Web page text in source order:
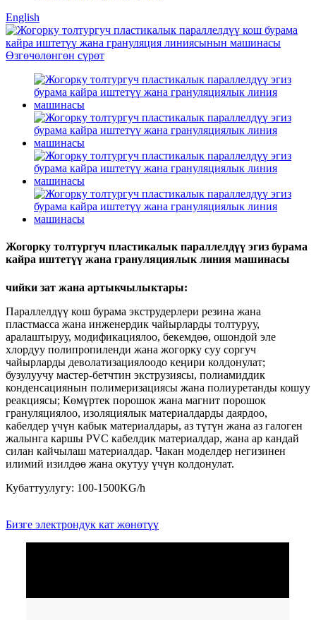
English
Жогорку толтургуч пластикалык параллелдүү эгиз бурама
кайра иштетүү жана грануляциялык линия машинасы
чийки зат жана артыкчылыктары:
Параллелдүү кош бурама экструдерлери резина жана
пластмасса жана инженердик чайырларды толтуруу,
аралаштыруу, модификациялоо, бекемдөө, ошондой эле
хлордуу полипропиленди жана жогорку суу соргуч
чайырларды деволатизациялоодо кеңири колдонулат;
бузулуучу мастер-бетчтин экструзиясы, полиамиддик
конденсациянын полимеризациясы жана полиуретанды кошуу
реакциясы; Көмүртек порошок жана магнит порошок
грануляциялоо, изоляциялык материалдарды даярдоо,
кабелдер үчүн кабык материалдары, аз түтүн жана аз галоген
жалынга каршы PVC кабелдик материалдар, жана ар кандай
силан кайчылаш материалдар. Чакан моделдер негизинен
илимий изилдөө жана окутуу үчүн колдонулат.
Кубаттуулугу: 100-1500KG/h
Бизге электрондук кат жөнөтүү